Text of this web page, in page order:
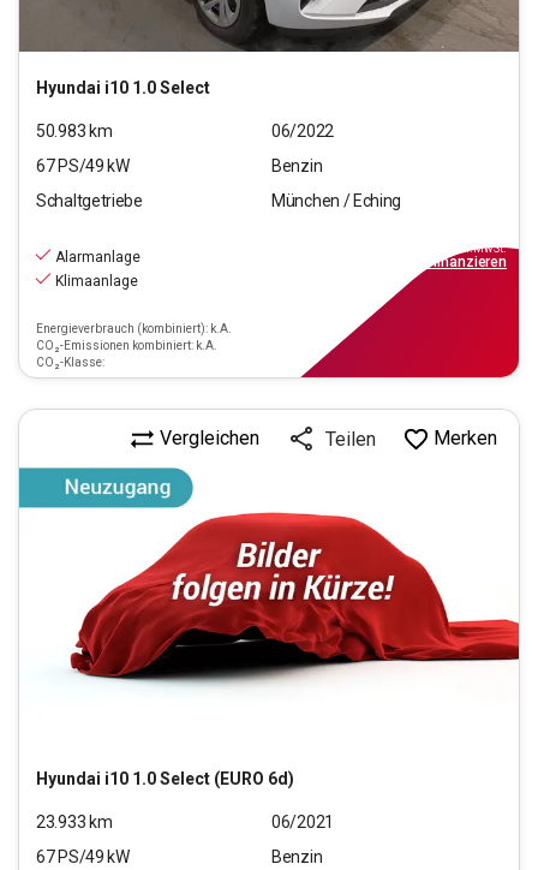
Hyundai i10 1.0 Select
50.983 km
06/2022
67PS/49 kW
Benzin
Schaltgetriebe
München / Eching
Alarmanlage
Klimaanlage
Energieverbrauch (kombiniert): k.A.
CO₂-Emissionen kombiniert: k.A.
CO₂-Klasse:
inkl.MwSt.
finanzieren
Hyundai i10 1.0 Select (EURO 6d)
Vergleichen Teilen Merken
23.933 km
06/2021
67PS/49 kW
Benzin